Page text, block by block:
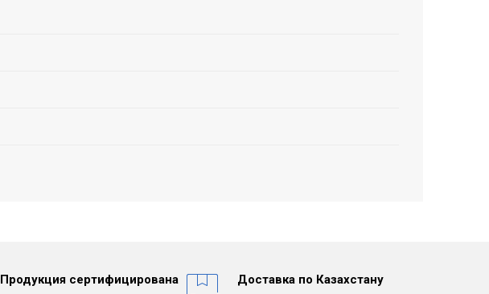
Продукция сертифицирована Доставка по Казахстану